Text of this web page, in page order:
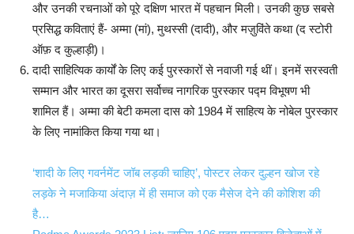
और उनकी रचनाओं को पूरे दक्षिण भारत में पहचान मिली। उनकी कुछ सबसे
प्रसिद्ध कविताएं हैं- अम्मा (मां), मुथस्सी (दादी), और मज़ुविंते कथा (द स्टोरी
ऑफ़ द कुल्हाड़ी)।
दादी साहित्यिक कार्यों के लिए कई पुरस्कारों से नवाजी गई थीं। इनमें सरस्वती
सम्मान और भारत का दूसरा सर्वोच्च नागरिक पुरस्कार पद्म विभूषण भी
शामिल हैं। अम्मा की बेटी कमला दास को 1984 में साहित्य के नोबेल पुरस्कार
के लिए नामांकित किया गया था।
‘शादी के लिए गवर्नमेंट जॉब लड़की चाहिए’, पोस्टर लेकर दुल्हन खोज रहे
लड़के ने मजाकिया अंदाज़ में ही समाज को एक मैसेज देने की कोशिश की
है…